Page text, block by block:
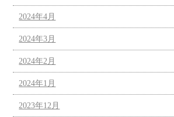
2024年4月
2024年3月
2024年2月
2024年1月
2023年12月